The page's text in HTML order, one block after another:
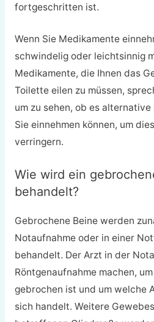
fortgeschritten ist.
Wenn Sie Medikamente
schwindelig oder leichtsinnig
Medikamente, die Ihnen das
Toilette eilen zu müssen,
um zu sehen, ob es
Sie einnehmen können, um
verringern.
Wie wird ein
behandelt?
Gebrochene Beine werden
Notaufnahme oder in einer
behandelt. Der Arzt in der
Röntgenaufnahme machen,
gebrochen ist und um welche
sich handelt. Weitere